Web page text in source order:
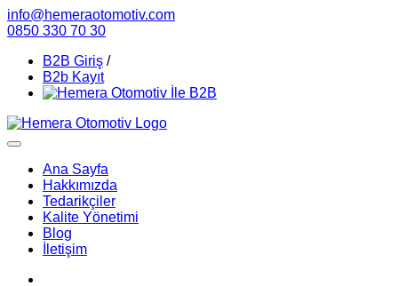
info@hemeraotomotiv.com
0850 330 70 30
B2B Giriş /
B2b Kayıt
Ana Sayfa
Hakkımızda
Tedarikçiler
Kalite Yönetimi
Blog
İletişim